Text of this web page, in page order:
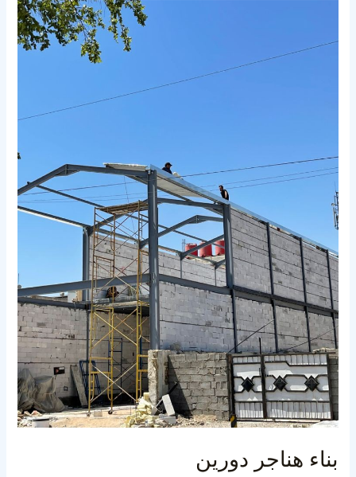
بناء هناجر دورين
دورين